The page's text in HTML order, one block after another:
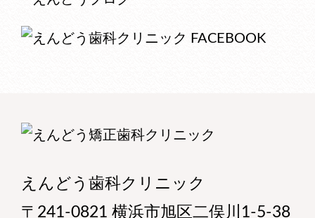
えんどう歯科クリニック
〒241-0821 横浜市旭区二俣川1-5-38